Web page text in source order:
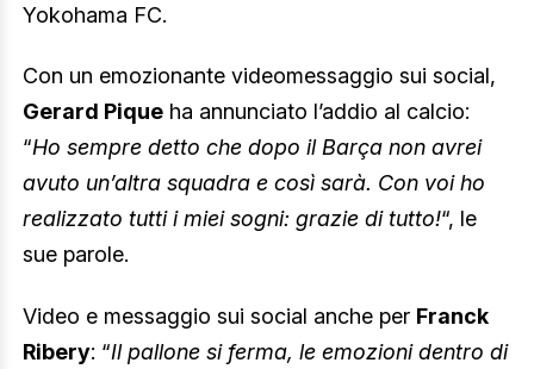
Yokohama FC.
Con un emozionante videomessaggio sui social,
Gerard Pique ha annunciato l’addio al calcio:
“Ho sempre detto che dopo il Barça non avrei
avuto un’altra squadra e così sarà. Con voi ho
realizzato tutti i miei sogni: grazie di tutto!“, le
sue parole.
Video e messaggio sui social anche per Franck
Ribery: “Il pallone si ferma, le emozioni dentro di